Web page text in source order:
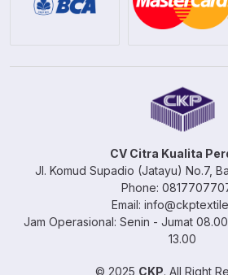
CV Citra Kualita
Jl. Komud Supadio (Jatayu) No.7,
Phone:
Email:
Jam Operasional: Senin - Jumat
13.00
© 2025 CKP. All Right